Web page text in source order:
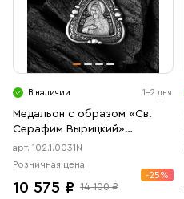
В наличии 1-2 дня
Медальон с образом «Св.
Серафим Вырицкий»
чернение
арт. 102.1.0031N
Розничная цена
10 575 ₽ 14 100 ₽
-25%